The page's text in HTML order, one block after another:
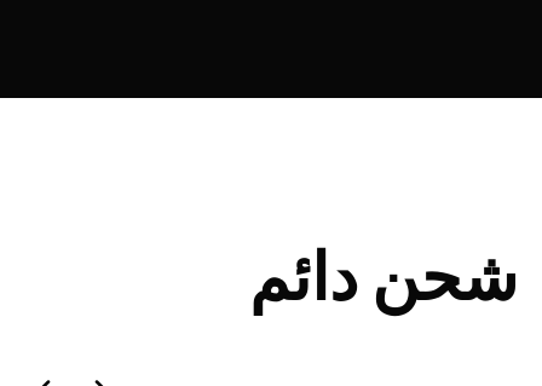
شحن دائم